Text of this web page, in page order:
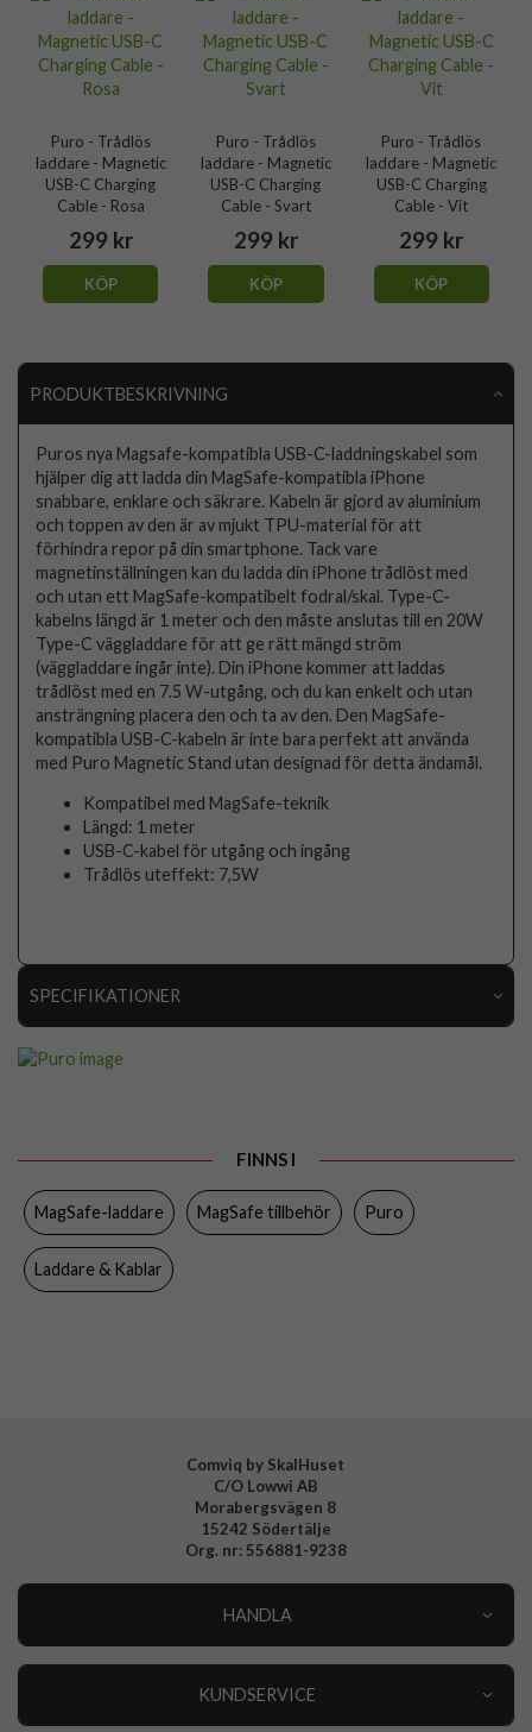
Puro - Trådlös
laddare - Magnetic
USB-C Charging
Cable - Rosa
299 kr
KÖP
Puro - Trådlös
laddare - Magnetic
USB-C Charging
Cable - Svart
299 kr
KÖP
Puro - Trådlös
laddare - Magnetic
USB-C Charging
Cable - Vit
299 kr
KÖP
PRODUKTBESKRIVNING
Puros nya Magsafe-kompatibla USB-C-laddningskabel som
hjälper dig att ladda din MagSafe-kompatibla iPhone
snabbare, enklare och säkrare. Kabeln är gjord av aluminium
och toppen av den är av mjukt TPU-material för att
förhindra repor på din smartphone. Tack vare
magnetinställningen kan du ladda din iPhone trådlöst med
och utan ett MagSafe-kompatibelt fodral/skal. Type-C-
kabelns längd är 1 meter och den måste anslutas till en 20W
Type-C väggladdare för att ge rätt mängd ström
(väggladdare ingår inte). Din iPhone kommer att laddas
trådlöst med en 7.5 W-utgång, och du kan enkelt och utan
ansträngning placera den och ta av den. Den MagSafe-
kompatibla USB-C-kabeln är inte bara perfekt att använda
med Puro Magnetic Stand utan designad för detta ändamål.
Kompatibel med MagSafe-teknik
Längd: 1 meter
USB-C-kabel för utgång och ingång
Trådlös uteffekt: 7,5W
SPECIFIKATIONER
Material
Tillverkarens art nr
FINNS I
MagSafe-laddare MagSafe tillbehör Puro
Laddare & Kablar
Comviq by SkalHuset
C/O Lowwi AB
Morabergsvägen 8
15242 Södertälje
Org. nr: 556881-9238
HANDLA
KUNDSERVICE